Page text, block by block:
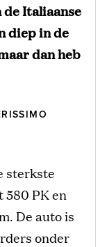
de Italiaanse
diep in de
dan heb
sterkste
580 PK en
De auto is
onder